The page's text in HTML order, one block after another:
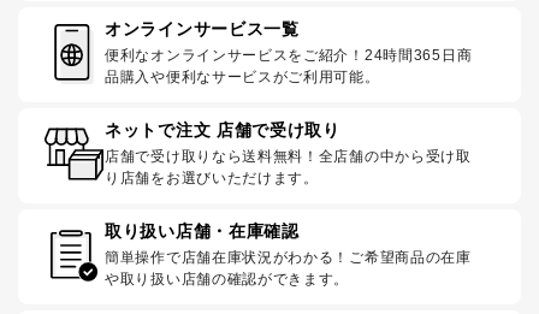
オンラインサービス一覧
便利なオンラインサービスをご紹介！24時間365日商
品購入や便利なサービスがご利用可能。
ネットで注文 店舗で受け取り
店舗で受け取りなら送料無料！全店舗の中から受け取
り店舗をお選びいただけます。
取り扱い店舗・在庫確認
簡単操作で店舗在庫状況がわかる！ご希望商品の在庫
や取り扱い店舗の確認ができます。